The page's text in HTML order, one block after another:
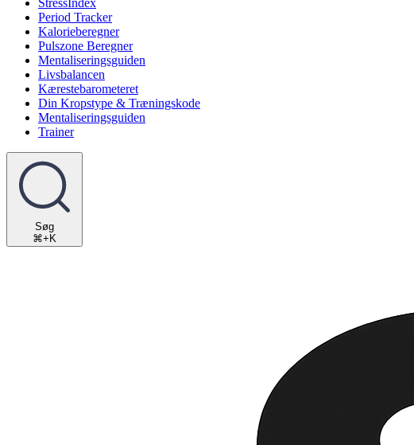
StressIndex
Period Tracker
Kalorieberegner
Pulszone Beregner
Mentaliseringsguiden
Livsbalancen
Kærestebarometeret
Din Kropstype & Træningskode
Mentaliseringsguiden
Trainer
Søg
⌘+K